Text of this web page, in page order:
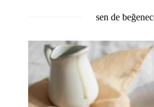
sen de